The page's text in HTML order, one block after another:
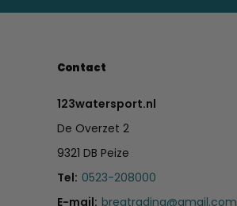
Contact
123watersport.nl
De Overzet 2
9321 DB Peize
Tel: 0523-208000
E-mail: bregtrading@gmail.com